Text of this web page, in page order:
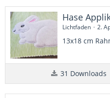
Hase
Lichtfaden 2.
13x18 cm
31 Downloads